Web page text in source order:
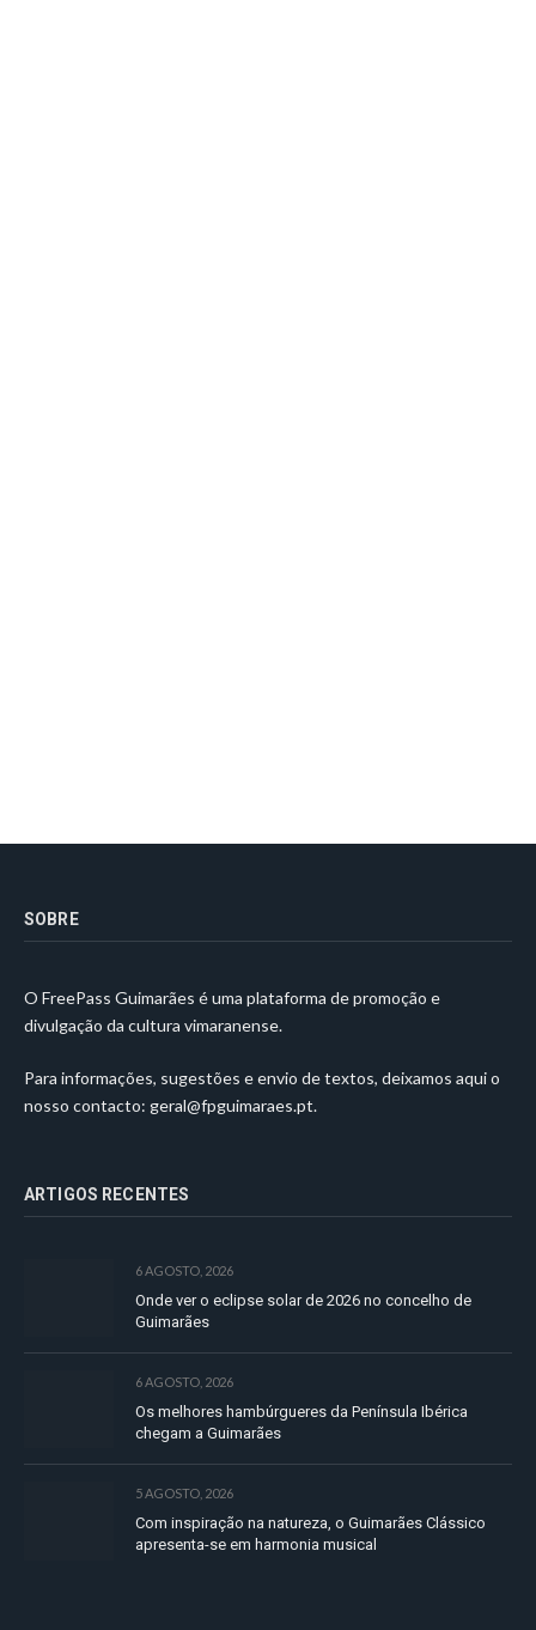
SOBRE
O FreePass Guimarães é uma plataforma de promoção e
divulgação da cultura vimaranense.
Para informações, sugestões e envio de textos, deixamos aqui o
nosso contacto: geral@fpguimaraes.pt.
ARTIGOS RECENTES
6 AGOSTO, 2026
Onde ver o eclipse solar de 2026 no concelho de
Guimarães
6 AGOSTO, 2026
Os melhores hambúrgueres da Península Ibérica
chegam a Guimarães
5 AGOSTO, 2026
Com inspiração na natureza, o Guimarães Clássico
apresenta-se em harmonia musical